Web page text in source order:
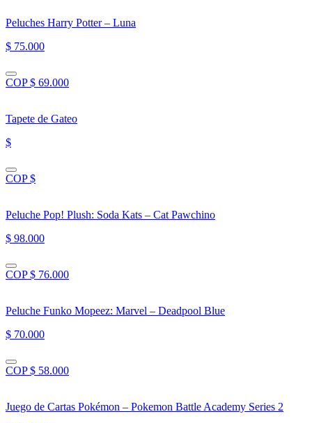
Peluches Harry Potter – Luna
$ 75.000
COP $ 69.000
Tapete de Gateo
$
COP $
Peluche Pop! Plush: Soda Kats – Cat Pawchino
$ 98.000
COP $ 76.000
Peluche Funko Mopeez: Marvel – Deadpool Blue
$ 70.000
COP $ 58.000
Juego de Cartas Pokémon – Pokemon Battle Academy Series 2